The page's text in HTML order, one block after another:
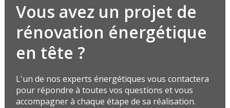
Vous avez un projet de
rénovation énergétique
en tête ?
L'un de nos experts énergétiques vous contactera
pour répondre à toutes vos questions et vous
accompagner à chaque étape de sa réalisation.